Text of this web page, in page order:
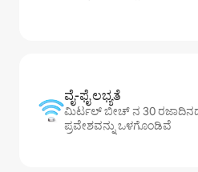
ವೈ-ಫೈ ಲಭ್ಯತೆ
ಮಿರ್ಟಲ್ ಬೀಚ್ ನ 30 ರಜಾದಿನದ
ಪ್ರವೇಶವನ್ನು ಒಳಗೊಂಡಿವೆ